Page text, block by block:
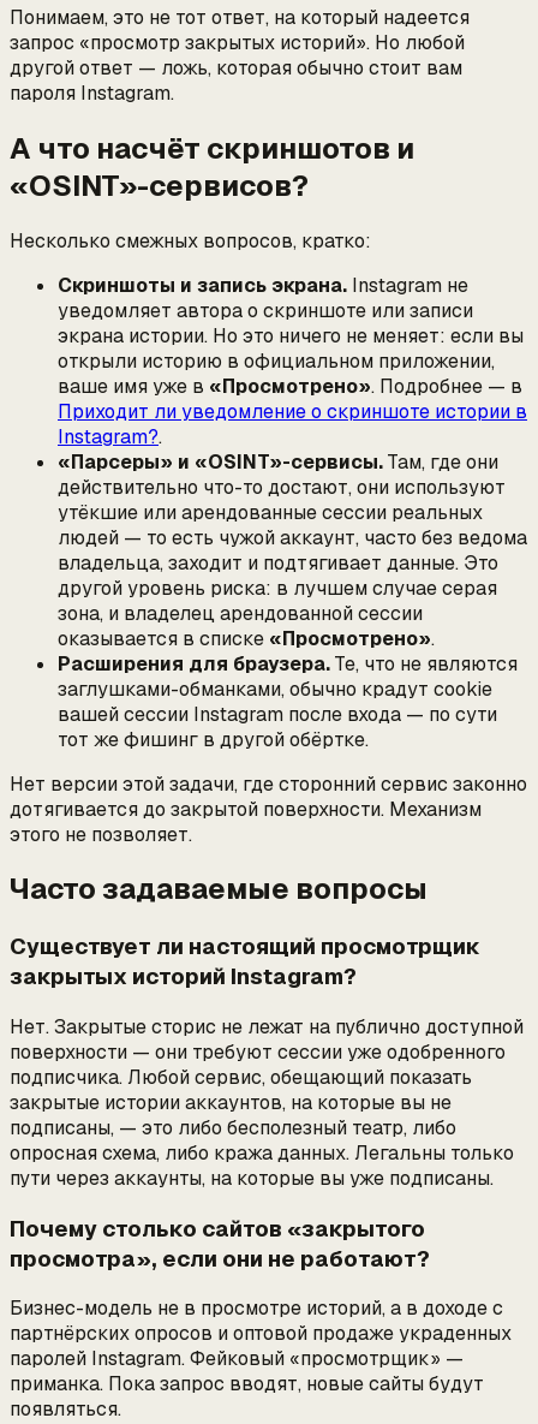
Понимаем, это не тот ответ, на который надеется
запрос «просмотр закрытых историй». Но любой
другой ответ — ложь, которая обычно стоит вам
пароля Instagram.
А что насчёт скриншотов и
«OSINT»-сервисов?
Несколько смежных вопросов, кратко:
Скриншоты и запись экрана. Instagram не
уведомляет автора о скриншоте или записи
экрана истории. Но это ничего не меняет: если вы
открыли историю в официальном приложении,
ваше имя уже в «Просмотрено». Подробнее — в
Приходит ли уведомление о скриншоте истории в
Instagram?.
«Парсеры» и «OSINT»-сервисы.Там, где они
действительно что-то достают, они используют
утёкшие или арендованные сессии реальных
людей — то есть чужой аккаунт, часто без ведома
владельца, заходит и подтягивает данные. Это
другой уровень риска: в лучшем случае серая
зона, и владелец арендованной сессии
оказывается в списке «Просмотрено».
Расширения для браузера.Те, что не являются
заглушками-обманками, обычно крадут cookie
вашей сессии Instagram после входа — по сути
тот же фишинг в другой обёртке.
Нет версии этой задачи, где сторонний сервис законно
дотягивается до закрытой поверхности. Механизм
этого не позволяет.
Часто задаваемые вопросы
Существует ли настоящий просмотрщик
закрытых историй Instagram?
Нет. Закрытые сторис не лежат на публично доступной
поверхности — они требуют сессии уже одобренного
подписчика. Любой сервис, обещающий показать
закрытые истории аккаунтов, на которые вы не
подписаны, — это либо бесполезный театр, либо
опросная схема, либо кража данных. Легальны только
пути через аккаунты, на которые вы уже подписаны.
Почему столько сайтов «закрытого
просмотра», если они не работают?
Бизнес-модель не в просмотре историй, а в доходе с
партнёрских опросов и оптовой продаже украденных
паролей Instagram. Фейковый «просмотрщик» —
приманка. Пока запрос вводят, новые сайты будут
появляться.